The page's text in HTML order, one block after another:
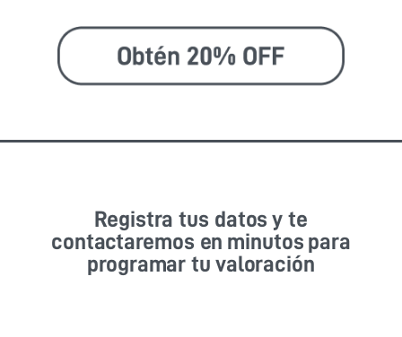
Registra tus datos y te
contactaremos en minutos para
programar tu valoración